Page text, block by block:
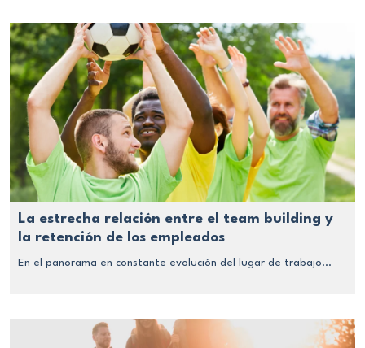
La estrecha relación entre el team building y
la retención de los empleados
En el panorama en constante evolución del lugar de trabajo...